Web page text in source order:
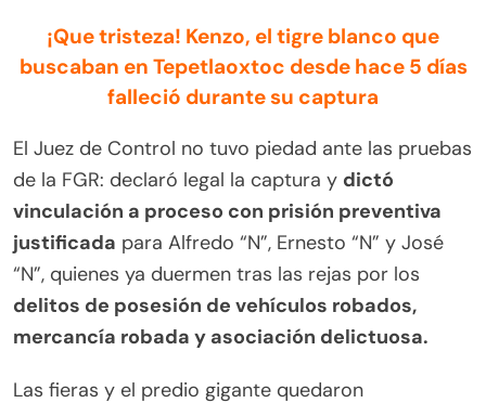
¡Que tristeza! Kenzo, el tigre blanco que
buscaban en Tepetlaoxtoc desde hace 5 días
falleció durante su captura
El Juez de Control no tuvo piedad ante las pruebas
de la FGR: declaró legal la captura y dictó
vinculación a proceso con prisión preventiva
justificada para Alfredo “N”, Ernesto “N” y José
“N”, quienes ya duermen tras las rejas por los
delitos de posesión de vehículos robados,
mercancía robada y asociación delictuosa.
Las fieras y el predio gigante quedaron